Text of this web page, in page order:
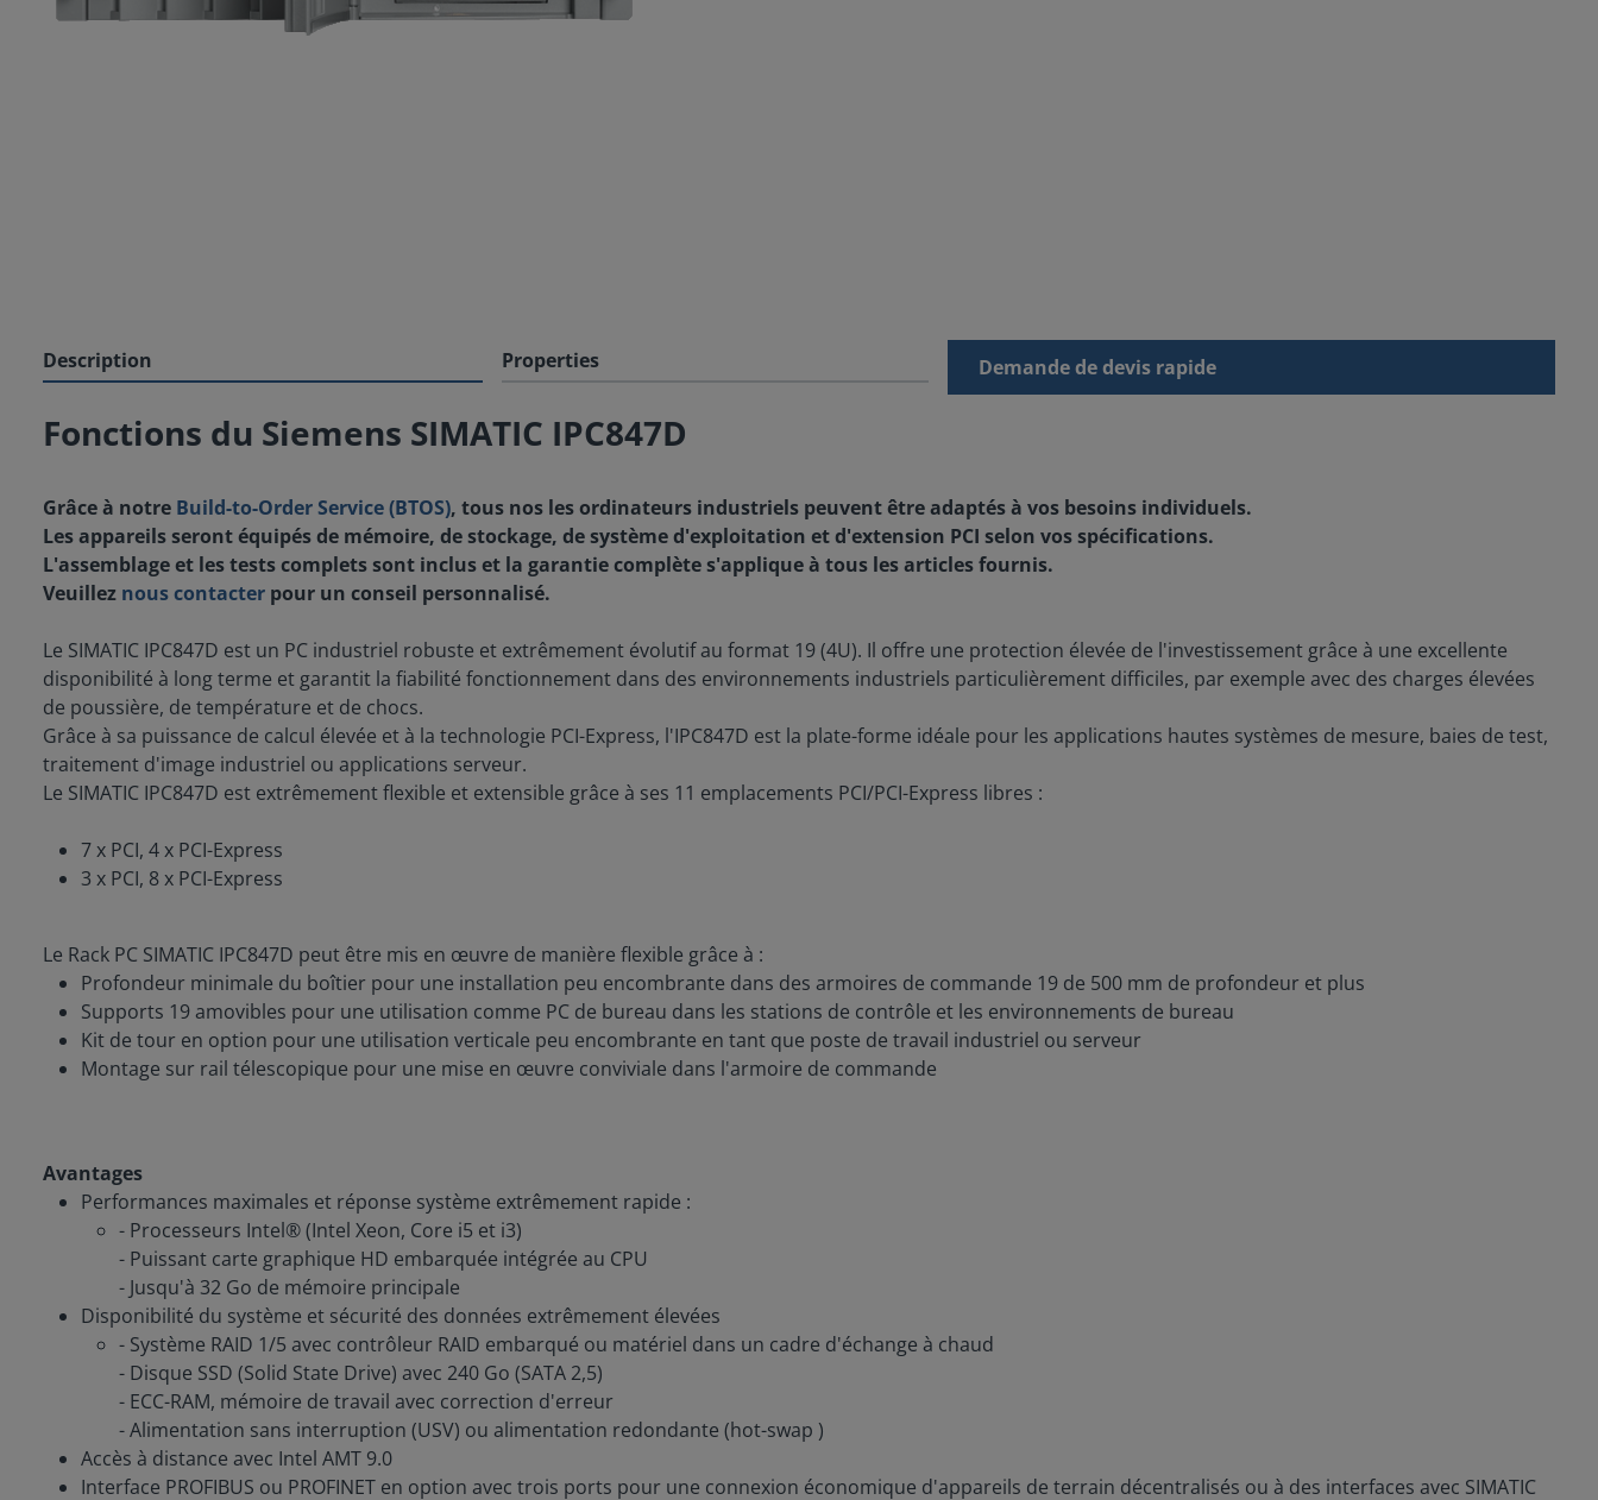
Description Properties Demande de devis rapide
Fonctions du Siemens SIMATIC IPC847D
Grâce à notre Build-to-Order Service (BTOS), tous nos les ordinateurs industriels peuvent être adaptés à vos besoins individuels.
Les appareils seront équipés de mémoire, de stockage, de système d'exploitation et d'extension PCI selon vos spécifications.
L'assemblage et les tests complets sont inclus et la garantie complète s'applique à tous les articles fournis.
Veuillez nous contacter pour un conseil personnalisé.
Le SIMATIC IPC847D est un PC industriel robuste et extrêmement évolutif au format 19 (4U). Il offre une protection élevée de l'investissement grâce à une excellente
disponibilité à long terme et garantit la fiabilité fonctionnement dans des environnements industriels particulièrement difficiles, par exemple avec des charges élevées
de poussière, de température et de chocs.
Grâce à sa puissance de calcul élevée et à la technologie PCI-Express, l'IPC847D est la plate-forme idéale pour les applications hautes systèmes de mesure, baies de test,
traitement d'image industriel ou applications serveur.
Le SIMATIC IPC847D est extrêmement flexible et extensible grâce à ses 11 emplacements PCI/PCI-Express libres :
7 x PCI, 4 x PCI-Express
3 x PCI, 8 x PCI-Express
Le Rack PC SIMATIC IPC847D peut être mis en œuvre de manière flexible grâce à :
Profondeur minimale du boîtier pour une installation peu encombrante dans des armoires de commande 19 de 500 mm de profondeur et plus
Supports 19 amovibles pour une utilisation comme PC de bureau dans les stations de contrôle et les environnements de bureau
Kit de tour en option pour une utilisation verticale peu encombrante en tant que poste de travail industriel ou serveur
Montage sur rail télescopique pour une mise en œuvre conviviale dans l'armoire de commande
Avantages
Performances maximales et réponse système extrêmement rapide :
- Processeurs Intel® (Intel Xeon, Core i5 et i3)
- Puissant carte graphique HD embarquée intégrée au CPU
- Jusqu'à 32 Go de mémoire principale
Disponibilité du système et sécurité des données extrêmement élevées
- Système RAID 1/5 avec contrôleur RAID embarqué ou matériel dans un cadre d'échange à chaud
- Disque SSD (Solid State Drive) avec 240 Go (SATA 2,5)
- ECC-RAM, mémoire de travail avec correction d'erreur
- Alimentation sans interruption (USV) ou alimentation redondante (hot-swap )
Accès à distance avec Intel AMT 9.0
Interface PROFIBUS ou PROFINET en option avec trois ports pour une connexion économique d'appareils de terrain décentralisés ou à des interfaces avec SIMATIC